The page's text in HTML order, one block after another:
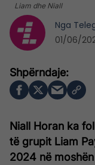
Liam dhe Niall
Niall Horan ka
të grupit Liam
2024 në
Nga
01/06/